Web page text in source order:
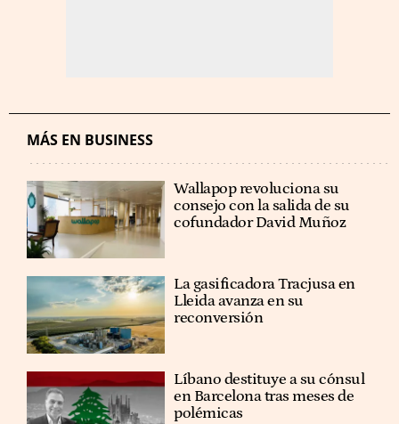
MÁS EN BUSINESS
Wallapop revoluciona su
consejo con la salida de su
cofundador David Muñoz
La gasificadora Tracjusa en
Lleida avanza en su
reconversión
Líbano destituye a su cónsul
en Barcelona tras meses de
polémicas